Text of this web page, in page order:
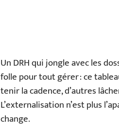
Un DRH qui jongle avec les
folle pour tout gérer : ce
tenir la cadence, d’autres
L’externalisation n’est plus
change.